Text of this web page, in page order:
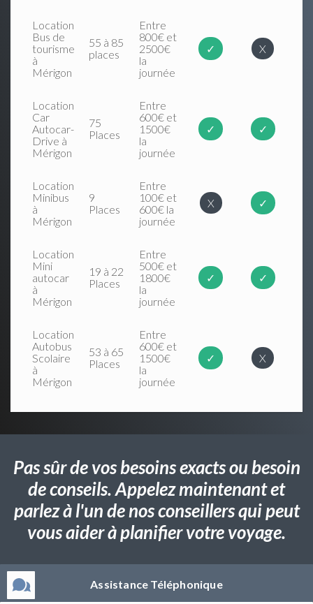
Location
Bus de
tourisme
à
Mérigon
55 à 85
places
Entre
800€ et
2500€
la
journée
✓ X
Location
Car
Autocar-
Drive à
Mérigon
75
Places
Entre
600€ et
1500€
la
journée
✓ ✓
Location
Minibus
à
Mérigon
9
Places
Entre
100€ et
600€ la
journée
X ✓
Location
Mini
autocar
à
Mérigon
19 à 22
Places
Entre
500€ et
1800€
la
journée
✓ ✓
Location
Autobus
Scolaire
à
Mérigon
53 à 65
Places
Entre
600€ et
1500€
la
journée
✓ X
Pas sûr de vos besoins exacts ou besoin
de conseils. Appelez maintenant et
parlez à l'un de nos conseillers qui peut
vous aider à planifier votre voyage.
Assistance Téléphonique